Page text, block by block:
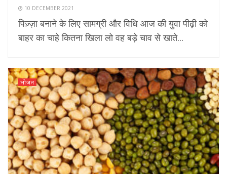
10 DECEMBER 2021
पिज़्ज़ा बनाने के लिए सामग्री और विधि आज की युवा पीढ़ी को
बाहर का चाहे कितना खिला लो वह बड़े चाव से खाते...
भोजन